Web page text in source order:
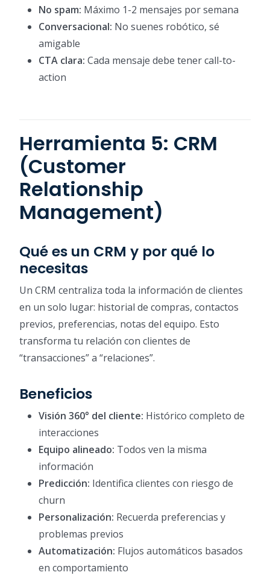
No spam: Máximo 1-2 mensajes por semana
Conversacional: No suenes robótico, sé
amigable
CTA clara: Cada mensaje debe tener call-to-
action
Herramienta 5: CRM
(Customer
Relationship
Management)
Qué es un CRM y por qué lo
necesitas
Un CRM centraliza toda la información de clientes
en un solo lugar: historial de compras, contactos
previos, preferencias, notas del equipo. Esto
transforma tu relación con clientes de
“transacciones” a “relaciones”.
Beneficios
Visión 360° del cliente: Histórico completo de
interacciones
Equipo alineado: Todos ven la misma
información
Predicción: Identifica clientes con riesgo de
churn
Personalización: Recuerda preferencias y
problemas previos
Automatización: Flujos automáticos basados
en comportamiento